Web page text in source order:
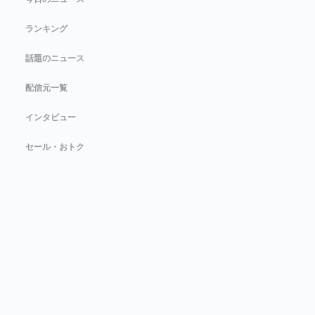
ランキング
話題のニュース
配信元一覧
インタビュー
セール・おトク